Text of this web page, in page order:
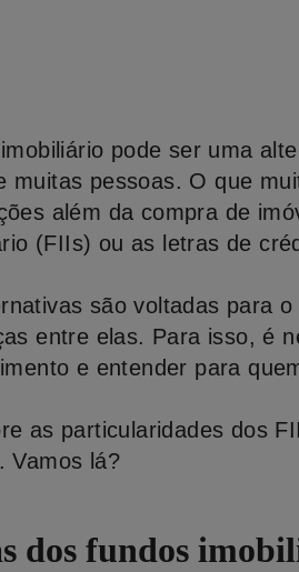
pode ser uma
muitas pessoas. O que
além da compra de
(FIIs) ou as letras de
são voltadas para
entre elas. Para isso, é
e entender para
as particularidades dos
Vamos lá?
dos fundos